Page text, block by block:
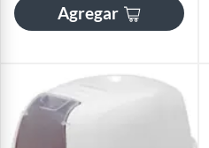
Agregar